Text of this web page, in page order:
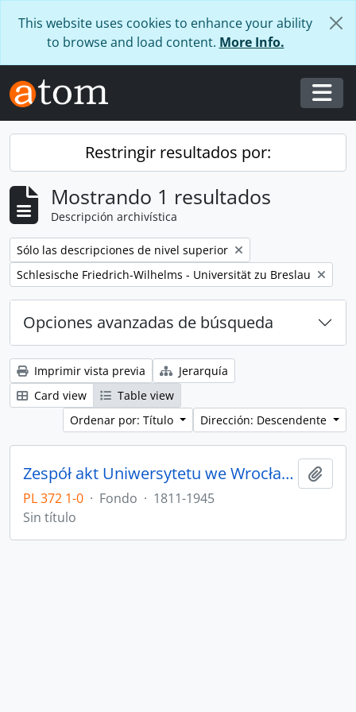
This website uses cookies to enhance your ability
to browse and load content. More Info.
Restringir resultados por:
Mostrando 1 resultados
Descripción archivística
Remove filter:
Sólo las descripciones de nivel superior
Remove filter:
Schlesische Friedrich-Wilhelms - Universität zu Breslau
Opciones avanzadas de búsqueda
Imprimir vista previa
Jerarquía
Card view
Table view
Ordenar por: Título
Dirección: Descendente
Zespół akt Uniwersytetu we Wrocławiu z lat 1811-1945
PL 372 1-0 · Fondo · 1811-1945
Sin título